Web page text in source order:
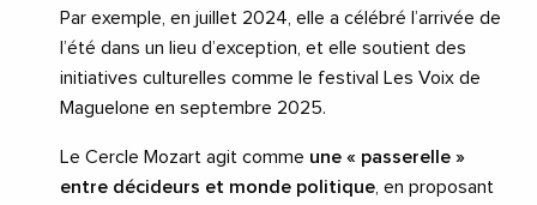
Par exemple, en juillet 2024, elle a célébré l’arrivée de
l’été dans un lieu d’exception, et elle soutient des
initiatives culturelles comme le festival Les Voix de
Maguelone en septembre 2025.
Le Cercle Mozart agit comme une « passerelle »
entre décideurs et monde politique , en proposant